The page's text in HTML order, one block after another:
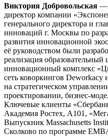
Виктория Добровольская —
директор компании
генерального директора и
инноваций г. Москвы по
развития инновационной
её руководством были
реализация
инновационный комплекс
сеть коворкингов Deworkacy
на стратегическом
проектировании, бизнес-
Ключевые клиенты
Академия Ростех, А101,
Выпускник Massachusetts
Сколково по программе